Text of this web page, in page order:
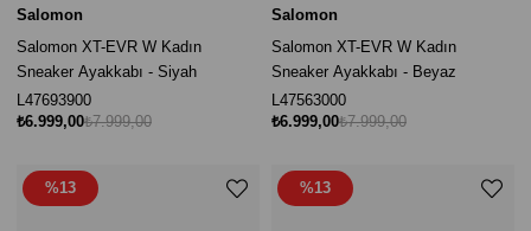
Salomon
Salomon XT-EVR W Kadın
Sneaker Ayakkabı - Siyah
L47693900
₺6.999,00₺7.999,00
Salomon
Salomon XT-EVR W Kadın
Sneaker Ayakkabı - Beyaz
L47563000
₺6.999,00₺7.999,00
%13 %13